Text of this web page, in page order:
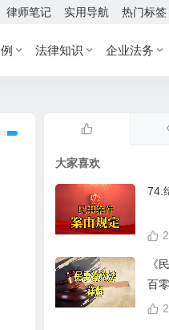
律师笔记 实用导航 热门标签
法律知识 企业法务
大家喜欢
74.
2
《
百
2